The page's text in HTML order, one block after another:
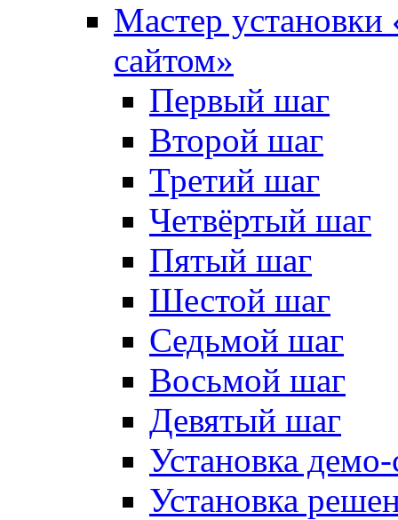
Мастер
сайтом»
Первый шаг
Второй шаг
Третий шаг
Четвёртый шаг
Пятый шаг
Шестой шаг
Седьмой шаг
Восьмой шаг
Девятый шаг
Установка
Установка